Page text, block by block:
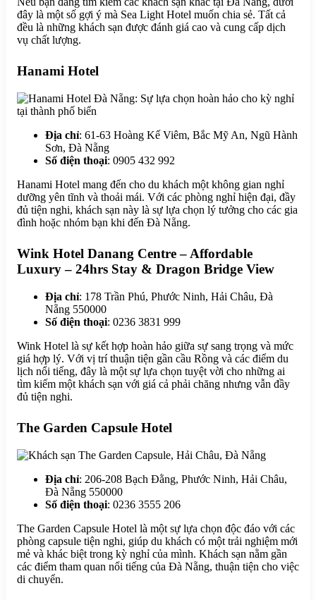
đây là một số gợi ý mà Sea Light Hotel muốn chia sẻ. Tất cả
đều là những khách sạn được đánh giá cao và cung cấp dịch
vụ chất lượng.
Hanami Hotel
Địa chỉ: 61-63 Hoàng Kế Viêm, Bắc Mỹ An, Ngũ Hành
Sơn, Đà Nẵng
Số điện thoại: 0905 432 992
Hanami Hotel mang đến cho du khách một không gian nghỉ
dưỡng yên tĩnh và thoải mái. Với các phòng nghỉ hiện đại, đầy
đủ tiện nghi, khách sạn này là sự lựa chọn lý tưởng cho các gia
đình hoặc nhóm bạn khi đến Đà Nẵng.
Wink Hotel Danang Centre – Affordable
Luxury – 24hrs Stay & Dragon Bridge View
Địa chỉ: 178 Trần Phú, Phước Ninh, Hải Châu, Đà
Nẵng 550000
Số điện thoại: 0236 3831 999
Wink Hotel là sự kết hợp hoàn hảo giữa sự sang trọng và mức
giá hợp lý. Với vị trí thuận tiện gần cầu Rồng và các điểm du
lịch nổi tiếng, đây là một sự lựa chọn tuyệt vời cho những ai
tìm kiếm một khách sạn với giá cả phải chăng nhưng vẫn đầy
đủ tiện nghi.
The Garden Capsule Hotel
Địa chỉ: 206-208 Bạch Đằng, Phước Ninh, Hải Châu,
Đà Nẵng 550000
Số điện thoại: 0236 3555 206
The Garden Capsule Hotel là một sự lựa chọn độc đáo với các
phòng capsule tiện nghi, giúp du khách có một trải nghiệm mới
mẻ và khác biệt trong kỳ nghỉ của mình. Khách sạn nằm gần
các điểm tham quan nổi tiếng của Đà Nẵng, thuận tiện cho việc
di chuyển.